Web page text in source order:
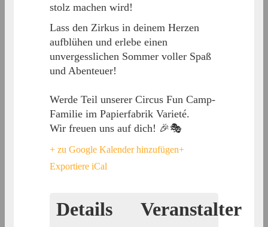
stolz machen wird!
Lass den Zirkus in deinem Herzen
aufblühen und erlebe einen
unvergesslichen Sommer voller Spaß
und Abenteuer!
Werde Teil unserer Circus Fun Camp-
Familie im Papierfabrik Varieté.
Wir freuen uns auf dich! 🎉🎭
+ zu Google Kalender hinzufügen+
Exportiere iCal
Details Veranstalter